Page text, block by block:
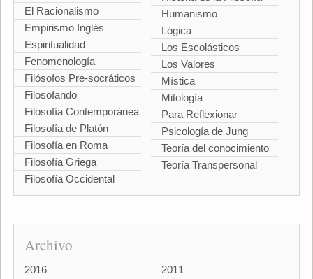
El Racionalismo
Empirismo Inglés
Espiritualidad
Fenomenología
Filósofos Pre-socráticos
Filosofando
Filosofía Contemporánea
Filosofía de Platón
Filosofía en Roma
Filosofía Griega
Filosofía Occidental
Humanismo
Lógica
Los Escolásticos
Los Valores
Mística
Mitología
Para Reflexionar
Psicología de Jung
Teoría del conocimiento
Teoría Transpersonal
Archivo
2016 2011